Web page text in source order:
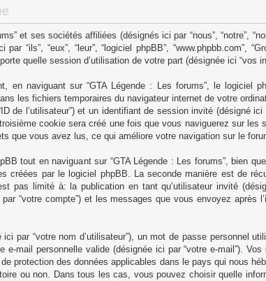
et ses sociétés affiliées (désignés ici par “nous”, “notre”,
“ils”, “eux”, “leur”, “logiciel phpBB”, “www.phpbb.com”,
quelle session d’utilisation de votre part (désignée ici “vos
en naviguant sur “GTA Légende : Les forums”, le logiciel
les fichiers temporaires du navigateur internet de votre
de l’utilisateur”) et un identifiant de session invité (désigné ici
cookie sera créé une fois que vous naviguerez sur les
que vous avez lus, ce qui améliore votre navigation sur le
tout en naviguant sur “GTA Légende : Les forums”, bien
par le logiciel phpBB. La seconde manière est de
pas limité à: la publication en tant qu’utilisateur invité
“votre compte”) et les messages que vous envoyez après
par “votre nom d’utilisateur”), un mot de passe personnel
mail personnelle valide (désignée ici par “votre e-mail”).
protection des données applicables dans le pays qui nous
ou non. Dans tous les cas, vous pouvez choisir quelle